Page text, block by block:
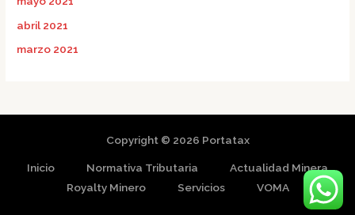
abril 2021
marzo 2021
Copyright © 2026 Portatax
Inicio Normativa Tributaria
Actualidad Minera
Royalty Minero
Servicios VOMA